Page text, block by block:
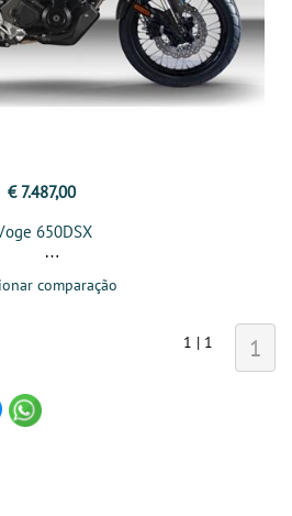
€ 7.487,00
650DSX
comparação
1 | 1 1